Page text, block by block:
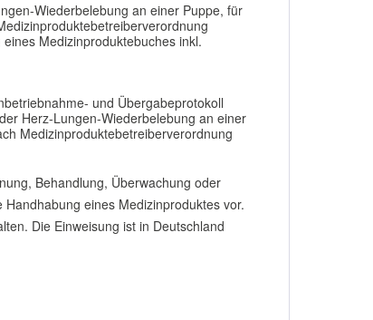
Wiederbelebung an einer Puppe, für
Medizinproduktebuches inkl.
und Übergabeprotokoll
Herz-Lungen-Wiederbelebung an einer
Medizinproduktebetreiberverordnung
Behandlung, Überwachung oder
eines Medizinproduktes vor.
Die Einweisung ist in Deutschland